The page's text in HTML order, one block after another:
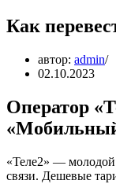
Как
автор: admin
02.10.2023
Оператор
«Теле2» —
связи. Дешевые